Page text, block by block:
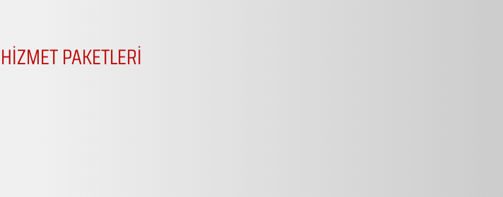
HİZMET PAKETLERİ